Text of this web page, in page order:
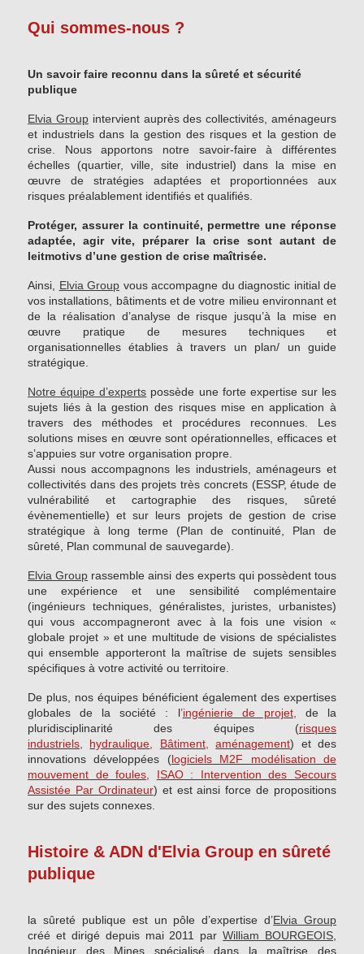
Qui sommes-nous ?
Un savoir faire reconnu dans la sûreté et sécurité
publique
Elvia Groupintervient auprès des collectivités, aménageurs
et industriels dans la gestion des risques et la gestion de
crise. Nous apportons notre savoir-faire à différentes
échelles (quartier, ville, site industriel) dans la mise en
œuvre de stratégies adaptées et proportionnées aux
risques préalablement identifiés et qualifiés.
Protéger, assurer la continuité, permettre une réponse
adaptée, agir vite, préparer la crise sont autant de
leitmotivs d’une gestion de crise maîtrisée.
Ainsi, Elvia Group vous accompagne du diagnostic initial de
vos installations, bâtiments et de votre milieu environnant et
de la réalisation d’analyse de risque jusqu’à la mise en
œuvre pratique de mesures techniques et
organisationnelles établies à travers un plan/ un guide
stratégique.
Notre équipe d’experts possède une forte expertise sur les
sujets liés à la gestion des risques mise en application à
travers des méthodes et procédures reconnues. Les
solutions mises en œuvre sont opérationnelles, efficaces et
s’appuies sur votre organisation propre.
Aussi nous accompagnons les industriels, aménageurs et
collectivités dans des projets très concrets (ESSP, étude de
vulnérabilité et cartographie des risques, sûreté
évènementielle) et sur leurs projets de gestion de crise
stratégique à long terme (Plan de continuité, Plan de
sûreté, Plan communal de sauvegarde).
Elvia Group rassemble ainsi des experts qui possèdent tous
une expérience et une sensibilité complémentaire
(ingénieurs techniques, généralistes, juristes, urbanistes)
qui vous accompagneront avec à la fois une vision «
globale projet » et une multitude de visions de spécialistes
qui ensemble apporteront la maîtrise de sujets sensibles
spécifiques à votre activité ou territoire.
De plus, nos équipes bénéficient également des expertises
globales de la société : l’ingénierie de projet,
de la
pluridisciplinarité des équipes (risques
industriels
hydraulique Bâtiment, aménagement) et des
innovations développées (logiciels M2F modélisation de
mouvement de foules
ISAO : Intervention des Secours
Assistée Par Ordinateur) et est ainsi force de propositions
sur des sujets connexes.
Histoire & ADN d'Elvia Group en sûreté
publique
la sûreté publique est un pôle d’expertise d’Elvia Group
créé et dirigé depuis mai 2011 parWilliam BOURGEOIS
Ingénieur des Mines spécialisé dans la maîtrise des